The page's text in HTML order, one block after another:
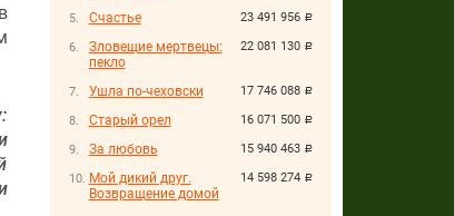
23 491 956 руб.
Счастье
22 081 130 руб.
Зловещие мертвецы:
пекло
17 746 088 руб.
Ушла по-чеховски
16 071 500 руб.
Старый орел
15 940 463 руб.
За любовь
14 598 274 руб.
Мой дикий друг.
Возвращение домой